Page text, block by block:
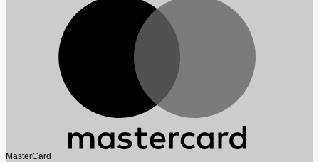
MasterCard